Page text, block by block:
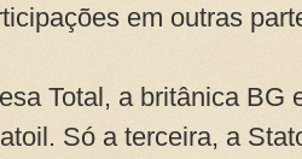
em outras
Total, a britânica BG
Só a terceira, a